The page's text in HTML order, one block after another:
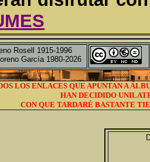
Rosell 1915-1996
García 1980-2026
LOS ENLACES QUE APUNTAN A
HAN DECIDIDO
CON QUE TARDARÉ BASTANTE